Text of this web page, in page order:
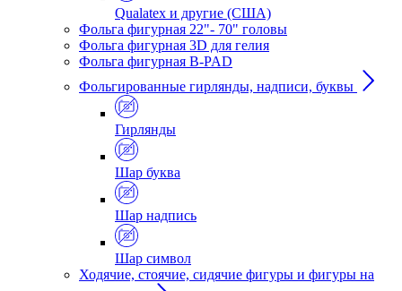
Qualatex и другие (США)
Фольга фигурная 22"- 70" головы
Фольга фигурная 3D для гелия
Фольга фигурная B-PAD
Фольгированные гирлянды, надписи, буквы
Гирлянды
Шар буква
Шар надпись
Шар символ
Ходячие, стоячие, сидячие фигуры и фигуры на